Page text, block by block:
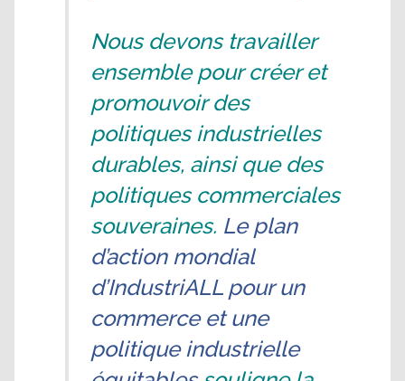
Nous devons travailler
ensemble pour créer et
promouvoir des
politiques industrielles
durables, ainsi que des
politiques commerciales
souveraines. Le plan
d’action mondial
d’IndustriALL pour un
commerce et une
politique industrielle